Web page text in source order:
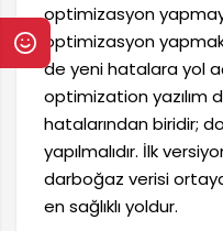
optimizasyon
optimizasyon
de yeni hatalara yol
optimization yazılım
hatalarından biridir;
yapılmalıdır. İlk
darboğaz verisi
en sağlıklı yoldur.